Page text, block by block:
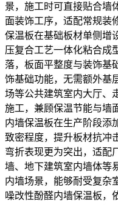
景，施工时可直接贴合墙
面装饰工序，适配常规装
保温板在基础板材单侧增
压复合工艺一体化粘合成
落，板面平整度与装饰基
饰基础功能，无需额外基
场等公共建筑室内大厅、
施工，兼顾保温节能与墙
内墙保温板在生产阶段添
致密程度，提升板材抗冲
弯折表现更为突出，适配
墙、地下建筑室内墙体等
内墙场景，能够耐受复杂
噪改性酚醛内墙保温板，